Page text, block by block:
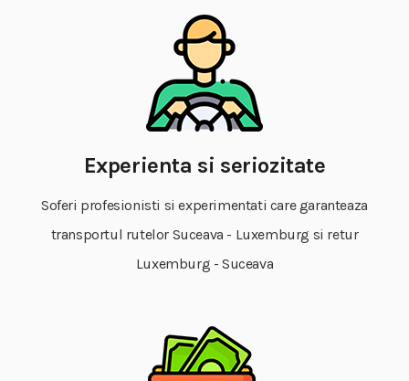
Experienta si seriozitate
Soferi profesionisti si experimentati care garanteaza
transportul rutelor Suceava - Luxemburg si retur
Luxemburg - Suceava